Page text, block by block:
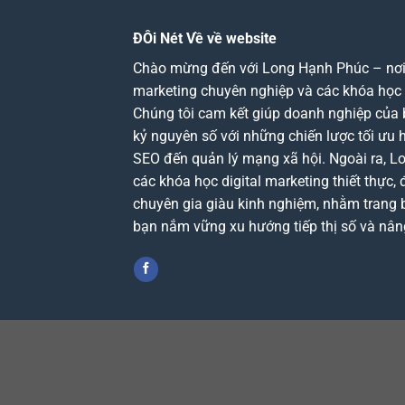
ĐÔi Nét Về về website
Chào mừng đến với Long Hạnh Phúc –
marketing chuyên nghiệp và các khóa
Chúng tôi cam kết giúp doanh nghiệp
kỷ nguyên số với những chiến lược tối ưu
SEO đến quản lý mạng xã hội. Ngoài ra,
các khóa học digital marketing thiết thực,
chuyên gia giàu kinh nghiệm, nhằm trang
bạn nắm vững xu hướng tiếp thị số và